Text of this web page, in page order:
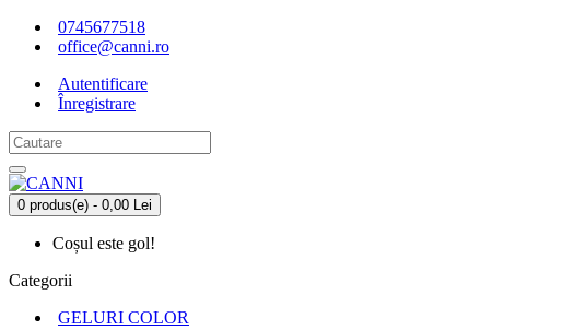
0745677518
office@canni.ro
Autentificare
Înregistrare
0 produs(e) - 0,00 Lei
Coșul este gol!
Categorii
GELURI COLOR